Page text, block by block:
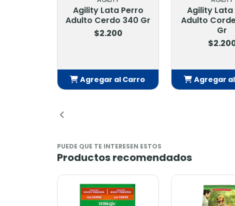
Agility Lata Perro
Adulto Cerdo 340 Gr
$2.200
Agregar al Carro
Agility Lata
Adulto
Gr
Agregar
PUEDE QUE TE INTERESEN ESTOS
Productos recomendados